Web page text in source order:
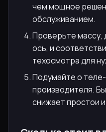
чем мощное
обслуживанием.
Проверьте массу,
ось, и
техосмотра для
Подумайте о
производителя.
снижает простои